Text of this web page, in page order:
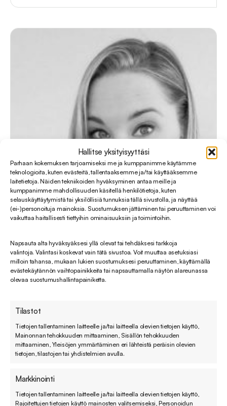
Hallitse yksityisyyttäsi
Parhaan kokemuksen tarjoamiseksi me ja kumppanimme käytämme
teknologioita, kuten evästeitä, tallentaaksemme ja/tai käyttääksemme
laitetietoja. Näiden tekniikoiden hyväksyminen antaa meille ja
kumppanimme mahdollisuuden käsitellä henkilötietoja, kuten
selauskäyttäytymistä tai yksilöllisiä tunnuksia tällä sivustolla, ja näyttää
(ei-)personoituja mainoksia. Suostumuksen jättäminen tai peruuttaminen voi
vaikuttaa haitallisesti tiettyihin ominaisuuksiin ja toimintoihin.
Napsauta alta hyväksyäksesi yllä olevat tai tehdäksesi tarkkoja
valintoja. Valintasi koskevat vain tätä sivustoa. Voit muuttaa asetuksiasi
milloin tahansa, mukaan lukien suostumuksesi peruuttaminen, käyttämällä
evästekäytännön vaihtopainikkeita tai napsauttamalla näytön alareunassa
olevaa suostumushallintapainiketta.
Tilastot
Tietojen tallentaminen laitteelle ja/tai laitteella olevien tietojen käyttö,
Mainonnan tehokkuuden mittaaminen, Sisällön tehokkuuden
mittaaminen, Yleisöjen ymmärtäminen eri lähteistä peräisin olevien
tietojen, tilastojen tai yhdistelmien avulla.
Markkinointi
Tietojen tallentaminen laitteelle ja/tai laitteella olevien tietojen käyttö,
Rajoitettujen tietojen käyttö mainosten valitsemiseksi, Personoidun
asiantuntija
Soveltimen jatkaessa kasvuaan, Zendesk-tiimiä
vahvistettiin jälleen huhtikuussa Annu Sokan